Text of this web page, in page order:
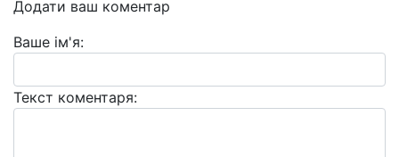
Додати ваш коментар
Ваше ім'я:
Текст коментаря: